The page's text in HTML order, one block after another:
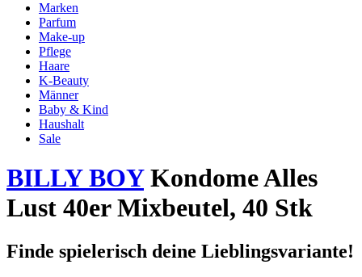
Marken
Parfum
Make-up
Pflege
Haare
K-Beauty
Männer
Baby & Kind
Haushalt
Sale
BILLY BOYKondome Alles
Lust 40er Mixbeutel, 40 Stk
Finde spielerisch deine Lieblingsvariante!